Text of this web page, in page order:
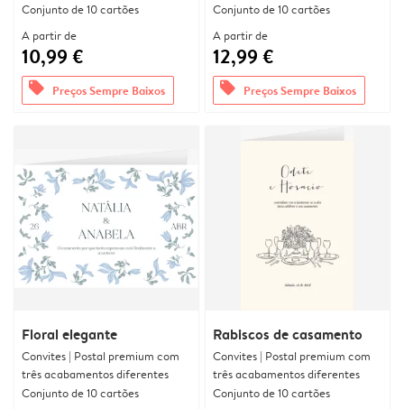
Conjunto de 10 cartões
A partir de
10,99 €
offers Preços Sempre Baixos
Conjunto de 10 cartões
A partir de
12,99 €
offers Preços Sempre Baixos
Floral elegante
Convites | Postal premium com
três acabamentos diferentes
Conjunto de 10 cartões
Rabiscos de casamento
Convites | Postal premium com
três acabamentos diferentes
Conjunto de 10 cartões